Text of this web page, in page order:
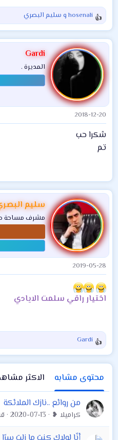
ا
ل
ت
ف
ا
ع
ل
ا
ت
:
hosenali و سليم البصري
Gardi
المديرة .
2018-12-20
شكرا حب
تم
سليم
مشرف مساحة
2019-05-28
اختيار راقي سلمت الايادي
ا
ل
ت
ف
ل
ا
ت
:
Gardi
محتوى مشابه الاكثر
من روائع ..نازك الملائكة
كراميلا ❥ 2020-07-13